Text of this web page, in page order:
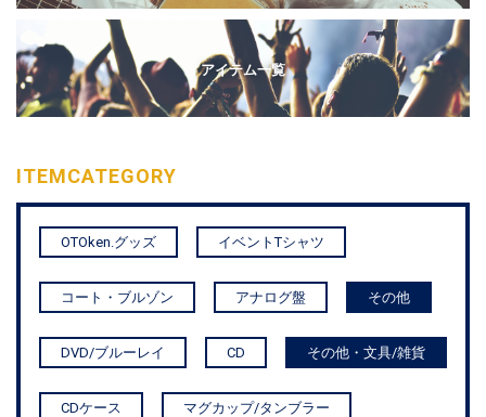
アイテム一覧
ITEMCATEGORY
OTOken.グッズ イベントTシャツ
コート・ブルゾン アナログ盤 その他
DVD/ブルーレイ CD その他・文具/雑貨
CDケース マグカップ/タンブラー